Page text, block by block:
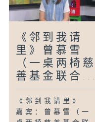
《邻到我请
里》曾慕雪
（一桌两椅慈
善基金联合...
《邻到我请里》
嘉宾：曾慕雪（一